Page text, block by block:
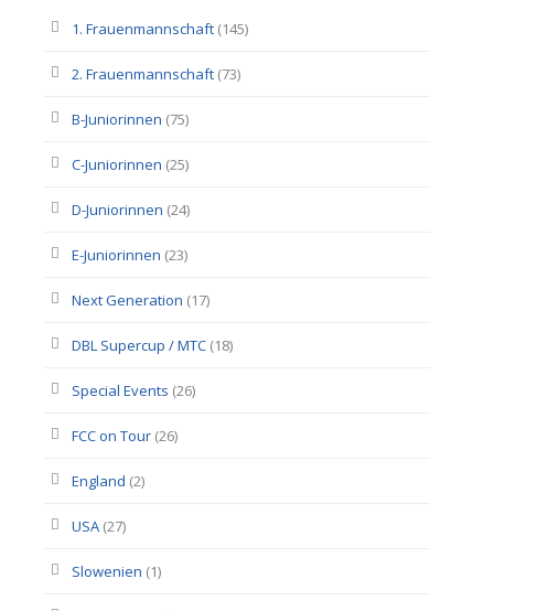
1. Frauenmannschaft (145)
2. Frauenmannschaft (73)
B-Juniorinnen (75)
C-Juniorinnen (25)
D-Juniorinnen (24)
E-Juniorinnen (23)
Next Generation (17)
DBL Supercup / MTC (18)
Special Events (26)
FCC on Tour (26)
England (2)
USA (27)
Slowenien (1)